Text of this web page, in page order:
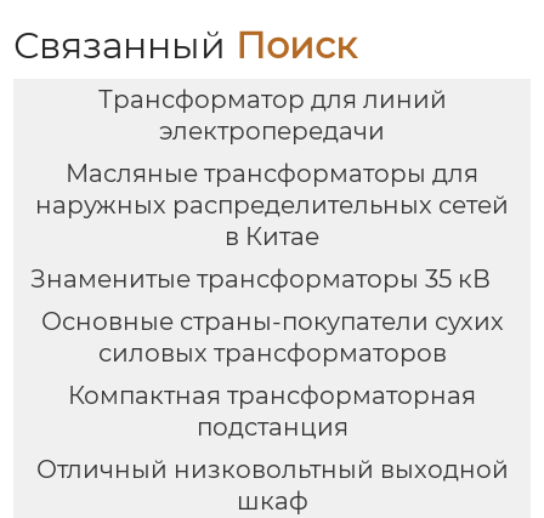
Связанный Поиск
Трансформатор для линий
электропередачи
Масляные трансформаторы для
наружных распределительных сетей
в Китае
Знаменитые трансформаторы 35 кВ
Основные страны-покупатели сухих
силовых трансформаторов
Компактная трансформаторная
подстанция
Отличный низковольтный выходной
шкаф